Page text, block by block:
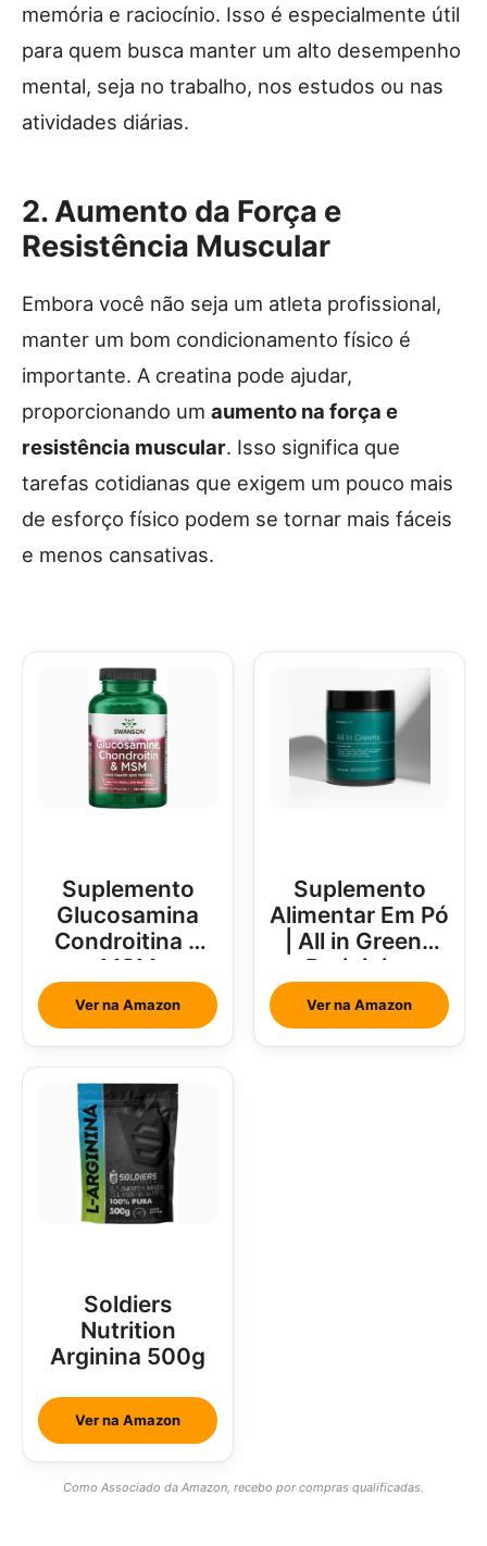
memória e raciocínio. Isso é especialmente útil
para quem busca manter um alto desempenho
mental, seja no trabalho, nos estudos ou nas
atividades diárias.
2. Aumento da Força e
Resistência Muscular
Embora você não seja um atleta profissional,
manter um bom condicionamento físico é
importante. A creatina pode ajudar,
proporcionando um aumento na força e
resistência muscular. Isso significa que
tarefas cotidianas que exigem um pouco mais
de esforço físico podem se tornar mais fáceis
e menos cansativas.
Suplemento
Glucosamina
Condroitina e
MSM
Ver na Amazon
Suplemento
Alimentar Em Pó
| All in Greens
Brainjuice
Abacaxi Com
Hortelã
Ver na Amazon
Soldiers
Nutrition
Arginina 500g
Ver na Amazon
Como Associado da Amazon, recebo por compras qualificadas.